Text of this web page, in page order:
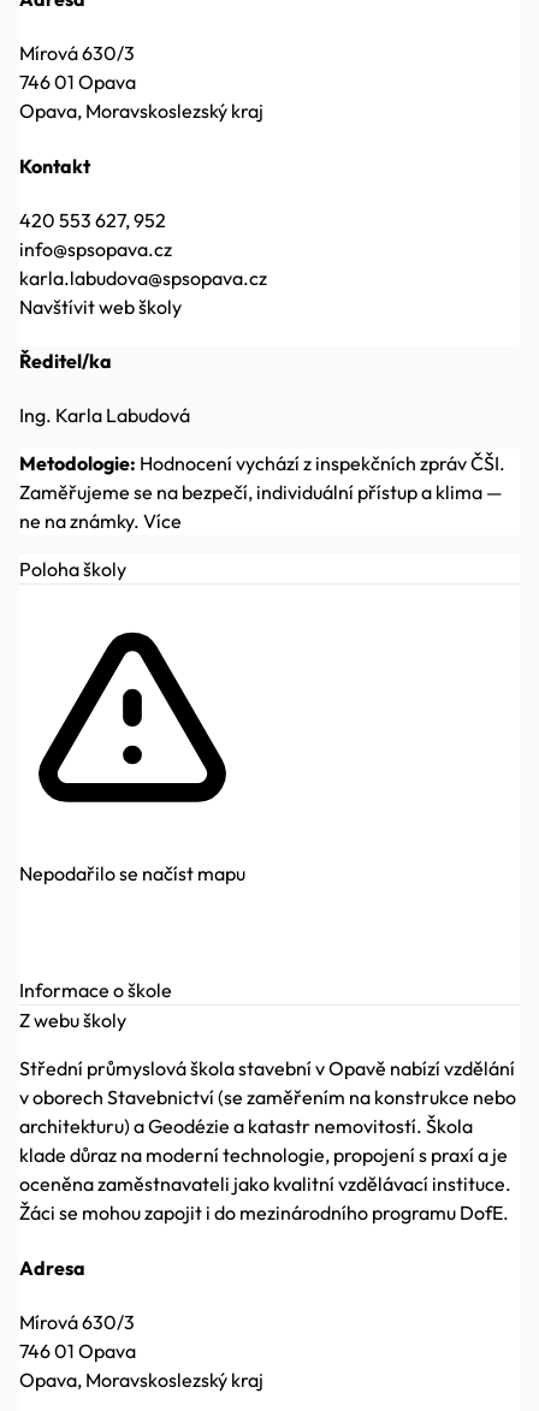
Mírová 630/3
746 01 Opava
Opava, Moravskoslezský kraj
Kontakt
420 553 627, 952
info@spsopava.cz
karla.labudova@spsopava.cz
Navštívit web školy
Ředitel/ka
Ing. Karla Labudová
Metodologie: Hodnocení vychází z inspekčních zpráv ČŠI.
Zaměřujeme se na bezpečí, individuální přístup a klima —
ne na známky. Více
Poloha školy
Nepodařilo se načíst mapu
Informace o škole
Z webu školy
Střední průmyslová škola stavební v Opavě nabízí vzdělání
v oborech Stavebnictví (se zaměřením na konstrukce nebo
architekturu) a Geodézie a katastr nemovitostí. Škola
klade důraz na moderní technologie, propojení s praxí a je
oceněna zaměstnavateli jako kvalitní vzdělávací instituce.
Žáci se mohou zapojit i do mezinárodního programu DofE.
Adresa
Mírová 630/3
746 01 Opava
Opava, Moravskoslezský kraj